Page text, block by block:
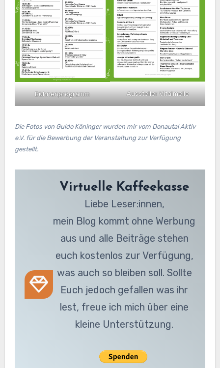
Bühnenprogramm Aussteller Vitalmeile
Die Fotos von Guido Köninger wurden mir vom Donautal Aktiv
e.V. für die Bewerbung der Veranstaltung zur Verfügung
gestellt.
Virtuelle Kaffeekasse
Liebe Leser:innen,
mein Blog kommt ohne Werbung
aus und alle Beiträge stehen
euch kostenlos zur Verfügung,
was auch so bleiben soll. Sollte
Euch jedoch gefallen was ihr
lest, freue ich mich über eine
kleine Unterstützung.